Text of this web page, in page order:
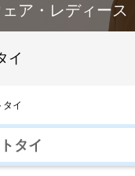
ア・レディース
イ
イ
タイ